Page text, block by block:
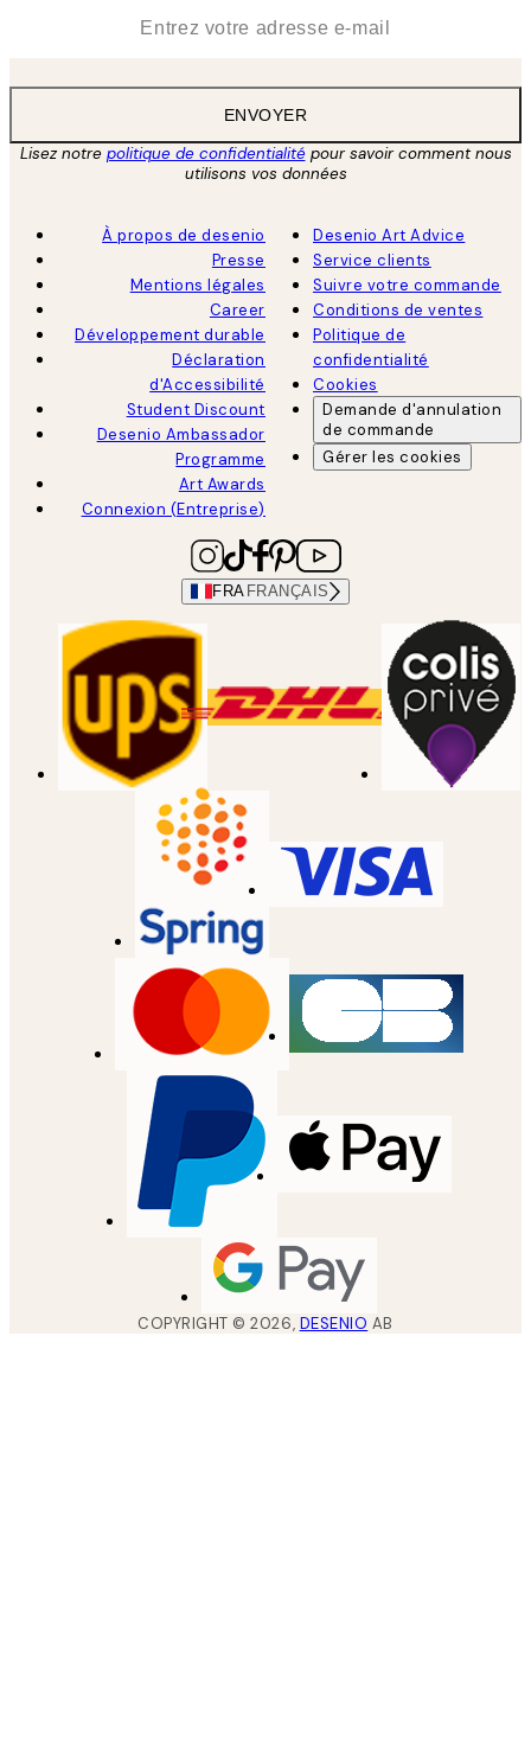
ENVOYER
Lisez notre politique de confidentialitépour savoir comment nous
utilisons vos données
À propos de desenio
Presse
Mentions légales
Career
Développement durable
Déclaration
d'Accessibilité
Student Discount
Desenio Ambassador
Programme
Art Awards
Connexion (Entreprise)
Desenio Art Advice
Service clients
Suivre votre commande
Conditions de ventes
Politique de
confidentialité
Cookies
Demande d'annulation
de commande
Gérer les cookies
FRA FRANÇAIS
COPYRIGHT ©2026, DESENIO AB